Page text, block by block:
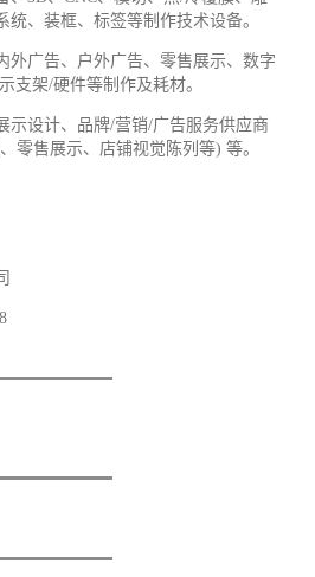
统、装框、标签等制作技术设备。
外广告、户外广告、零售展示、数字
支架/硬件等制作及耗材。
设计、品牌/营销/广告服务供应商
零售展示、店铺视觉陈列等) 等。